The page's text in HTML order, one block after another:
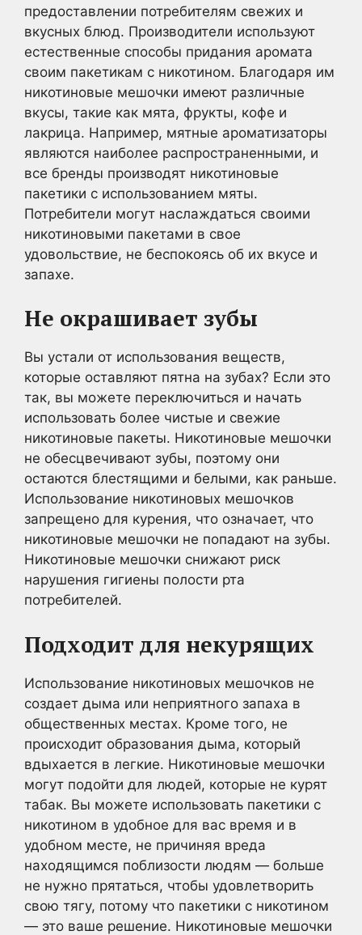
предоставлении потребителям свежих и
вкусных блюд. Производители используют
естественные способы придания аромата
своим пакетикам с никотином. Благодаря им
никотиновые мешочки имеют различные
вкусы, такие как мята, фрукты, кофе и
лакрица. Например, мятные ароматизаторы
являются наиболее распространенными, и
все бренды производят никотиновые
пакетики с использованием мяты.
Потребители могут наслаждаться своими
никотиновыми пакетами в свое
удовольствие, не беспокоясь об их вкусе и
запахе.
Не окрашивает зубы
Вы устали от использования веществ,
которые оставляют пятна на зубах? Если это
так, вы можете переключиться и начать
использовать более чистые и свежие
никотиновые пакеты. Никотиновые мешочки
не обесцвечивают зубы, поэтому они
остаются блестящими и белыми, как раньше.
Использование никотиновых мешочков
запрещено для курения, что означает, что
никотиновые мешочки не попадают на зубы.
Никотиновые мешочки снижают риск
нарушения гигиены полости рта
потребителей.
Подходит для некурящих
Использование никотиновых мешочков не
создает дыма или неприятного запаха в
общественных местах. Кроме того, не
происходит образования дыма, который
вдыхается в легкие. Никотиновые мешочки
могут подойти для людей, которые не курят
табак. Вы можете использовать пакетики с
никотином в удобное для вас время и в
удобном месте, не причиняя вреда
находящимся поблизости людям — больше
не нужно прятаться, чтобы удовлетворить
свою тягу, потому что пакетики с никотином
— это ваше решение. Никотиновые мешочки